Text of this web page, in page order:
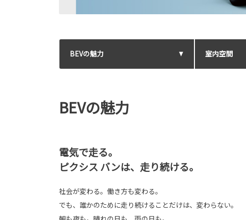
BEVの魅力 室内空間
BEVの魅力
電気で走る。
ピクシス バンは、走り続ける。
社会が変わる。働き方も変わる。
でも、誰かのために走り続けることだけは、変わらない。